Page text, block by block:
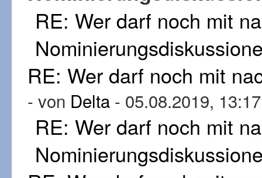
RE: Wer darf noch mit
RE: Wer darf noch mit
- von Delta - 05.08.2019, 13:17
RE: Wer darf noch mit